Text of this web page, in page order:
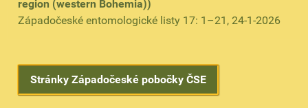
region (western Bohemia))
Západočeské entomologické listy 17: 1–21, 24-1-2026
Stránky Západočeské pobočky ČSE